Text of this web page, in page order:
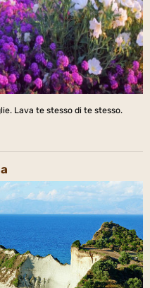
Lava te stesso di te stesso.